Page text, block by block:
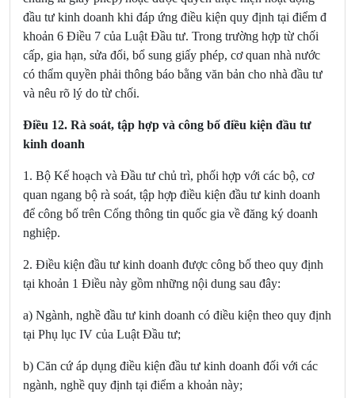
đầu tư kinh doanh khi đáp ứng điều kiện quy định tại điểm đ
khoản 6 Điều 7 của Luật Đầu tư. Trong trường hợp từ chối
cấp, gia hạn, sửa đổi, bổ sung giấy phép, cơ quan nhà nước
có thẩm quyền phải thông báo bằng văn bản cho nhà đầu tư
và nêu rõ lý do từ chối.
Điều 12. Rà soát, tập hợp và công bố điều kiện đầu tư
kinh doanh
1. Bộ Kế hoạch và Đầu tư chủ trì, phối hợp với các bộ, cơ
quan ngang bộ rà soát, tập hợp điều kiện đầu tư kinh doanh
để công bố trên Cổng thông tin quốc gia về đăng ký doanh
nghiệp.
2. Điều kiện đầu tư kinh doanh được công bố theo quy định
tại khoản 1 Điều này gồm những nội dung sau đây:
a) Ngành, nghề đầu tư kinh doanh có điều kiện theo quy định
tại Phụ lục IV của Luật Đầu tư;
b) Căn cứ áp dụng điều kiện đầu tư kinh doanh đối với các
ngành, nghề quy định tại điểm a khoản này;